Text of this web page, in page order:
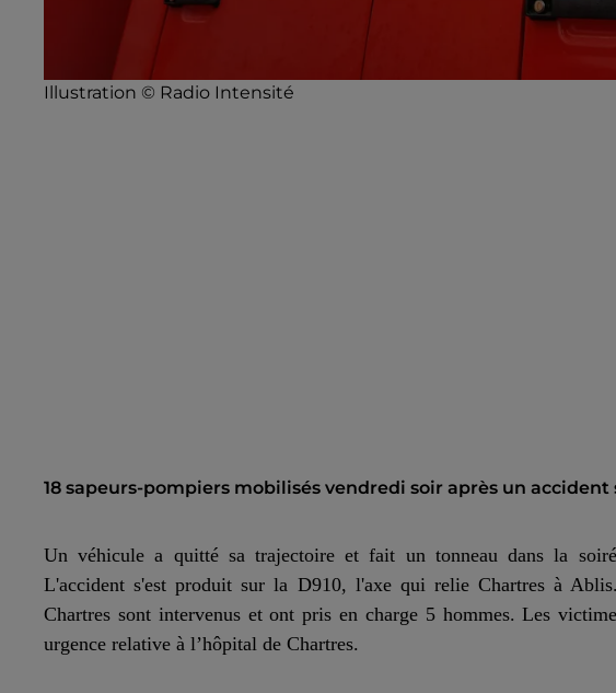
Illustration © Radio Intensité
18 sapeurs-pompiers mobilisés vendredi soir après un accident
Un véhicule a quitté sa trajectoire et fait un tonneau dans la
L'accident s'est produit sur la D910, l'axe qui relie Chartres à
Chartres sont intervenus et ont pris en charge 5 hommes. Les
urgence relative à l’hôpital de Chartres.